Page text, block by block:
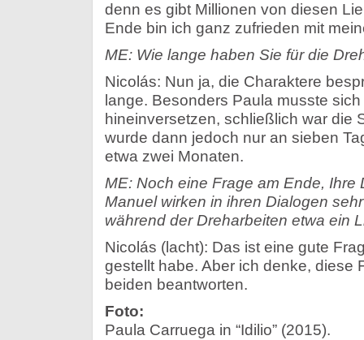
denn es gibt Millionen von diesen
Ende bin ich ganz zufrieden mit
ME: Wie lange haben Sie für die
Nicolás: Nun ja, die Charaktere
lange. Besonders Paula musste
hineinversetzen, schließlich war die
wurde dann jedoch nur an sieben
etwa zwei Monaten.
ME: Noch eine Frage am Ende, Ihre
Manuel wirken in ihren Dialogen
während der Dreharbeiten etwa ein
Nicolás (lacht): Das ist eine gute
gestellt habe. Aber ich denke, diese
beiden beantworten.
Foto:
Paula Carruega in “Idilio” (2015).